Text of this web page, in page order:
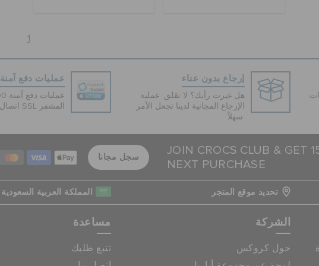
1
إرجاع بدون عناء
هل غيرت رأيك؟ لا تقلق. عملية
الإرجاع المجانية لدينا تجعل الأمر
سهلاً.
عمليات دفع آمنة
اتصال SSL المشفر
JOIN CROCS CLUB & GET
NEXT PURCHASE
سجل مجانا
تحديد موقع المتجر المملكة العربية السعودية
الشركة
حول كروكس
مساعدة
تتبع طلبك